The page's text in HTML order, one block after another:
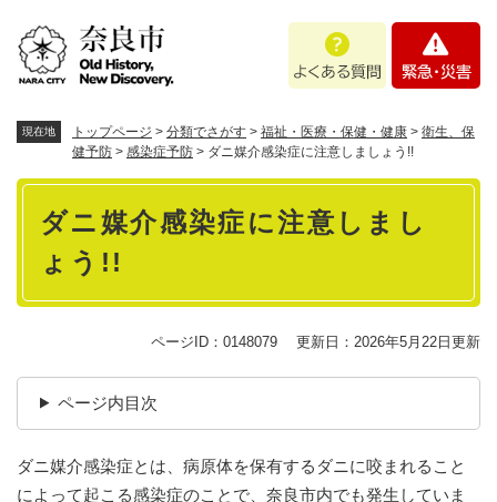
あ
問
・
現在地 トップページ > 分類でさがす > 福祉・医療・保健・健康 > 衛生、保
健予防 > 感染症予防 > ダニ媒介感染症に注意しましょう!!
本
ダニ媒介感染症に注意しまし
ょう!!
ページID：0148079 更新日：2026年5月22日更新
ページ内目次
ダニ媒介感染症とは、病原体を保有するダニに咬まれること
によって起こる感染症のことで、奈良市内でも発生していま